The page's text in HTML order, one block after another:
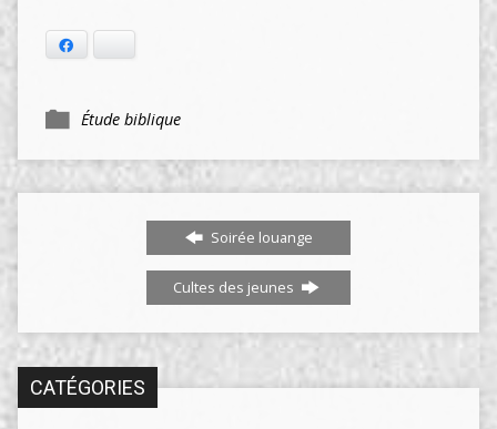
Étude biblique
Soirée louange
Cultes des jeunes
CATÉGORIES